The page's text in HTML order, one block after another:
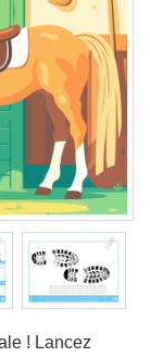
! Lancez